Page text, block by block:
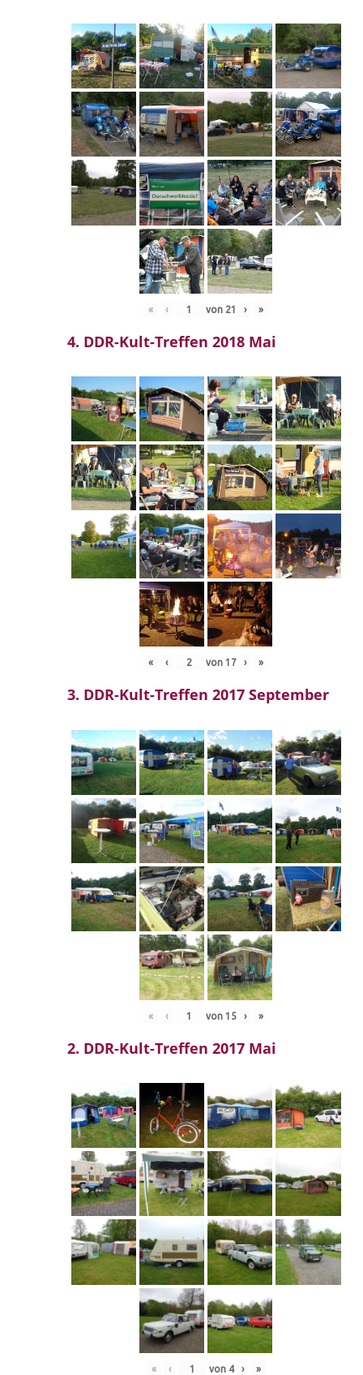
« ‹ von 21 › »
4. DDR-Kult-Treffen 2018 Mai
« ‹ von 17 › »
3. DDR-Kult-Treffen 2017 September
« ‹ von 15 › »
2. DDR-Kult-Treffen 2017 Mai
« ‹ von 4 › »